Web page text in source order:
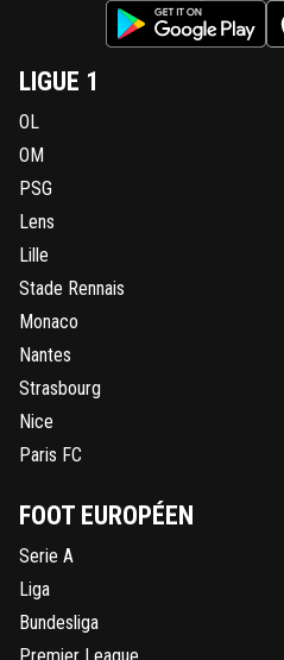
LIGUE 1
OL
OM
PSG
Lens
Lille
Stade Rennais
Monaco
Nantes
Strasbourg
Nice
Paris FC
FOOT EUROPÉEN
Serie A
Liga
Bundesliga
Premier League